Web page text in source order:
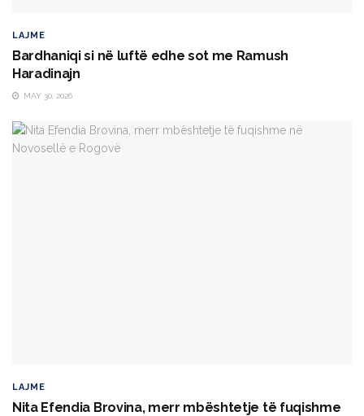
LAJME
Bardhaniqi si në luftë edhe sot me Ramush
Haradinajn
MAY 30, 2026
LAJME
Nita Efendia Brovina, merr mbështetje të fuqishme